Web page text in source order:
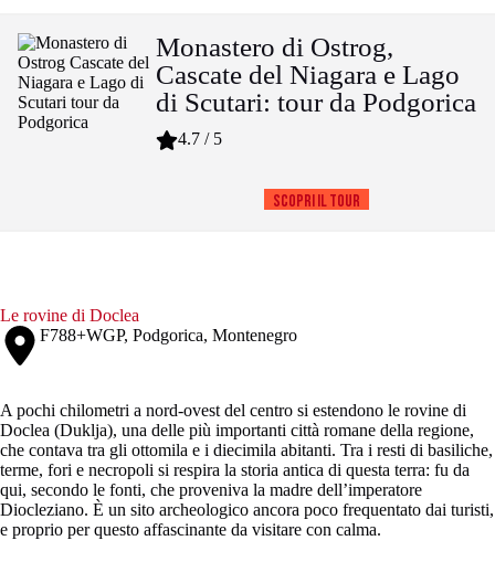
Monastero di Ostrog,
Cascate del Niagara e Lago
di Scutari: tour da Podgorica
4.7 / 5
Scopri il tour
Le rovine di Doclea
F788+WGP, Podgorica, Montenegro
A pochi chilometri a nord-ovest del centro si estendono le rovine di
Doclea (Duklja), una delle più importanti città romane della regione,
che contava tra gli ottomila e i diecimila abitanti. Tra i resti di basiliche,
terme, fori e necropoli si respira la storia antica di questa terra: fu da
qui, secondo le fonti, che proveniva la madre dell’imperatore
Diocleziano. È un sito archeologico ancora poco frequentato dai turisti,
e proprio per questo affascinante da visitare con calma.